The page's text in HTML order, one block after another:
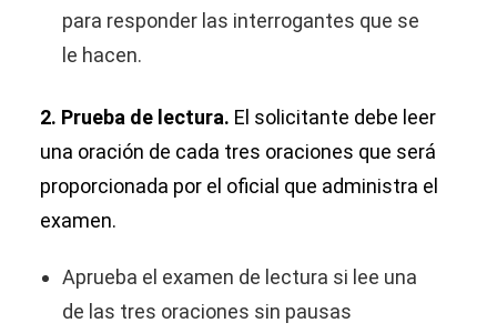
para responder las interrogantes que se
le hacen.
2. Prueba de lectura. El solicitante debe leer
una oración de cada tres oraciones que será
proporcionada por el oficial que administra el
examen.
Aprueba el examen de lectura si lee una
de las tres oraciones sin pausas